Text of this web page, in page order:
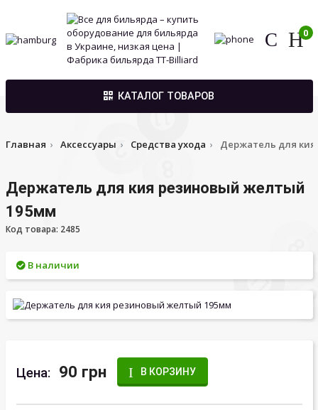
0
КАТАЛОГ ТОВАРОВ
Главная Аксессуары Средства ухода Держатель для
Держатель для кия резиновый желтый
195мм
Код товара: 2485
В наличии
Цена: 90 грн В КОРЗИНУ